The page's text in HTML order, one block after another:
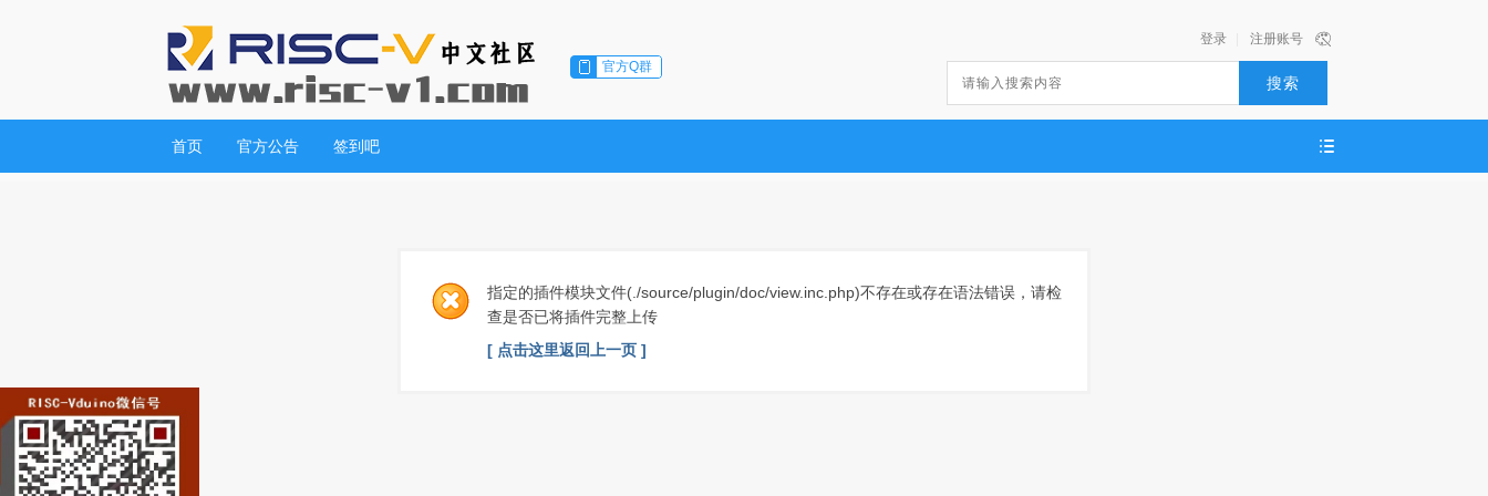
官方Q群
注册账号
登录
搜索
首页 官方公告 签到吧
指定的插件模块文件(./source/plugin/doc/view.inc.php)不存在或存在语法错误，请检
查是否已将插件完整上传
[ 点击这里返回上一页 ]